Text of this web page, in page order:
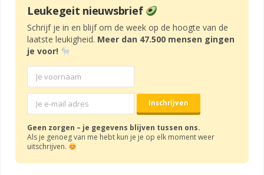
Leukegeit nieuwsbrief
Schrijf je in en blijf om de week op de hoogte van de
laatste leukigheid. Meer dan 47.500 mensen gingen
je voor!
Geen zorgen – je gegevens blijven tussen ons.
Als je genoeg van me hebt kun je je op elk moment weer
uitschrijven.